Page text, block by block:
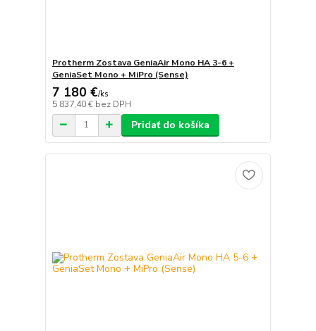
Protherm Zostava GeniaAir Mono HA 3-6 +
GeniaSet Mono + MiPro (Sense)
7 180 €/ks
5 837,40 € bez DPH
Pridať do košíka